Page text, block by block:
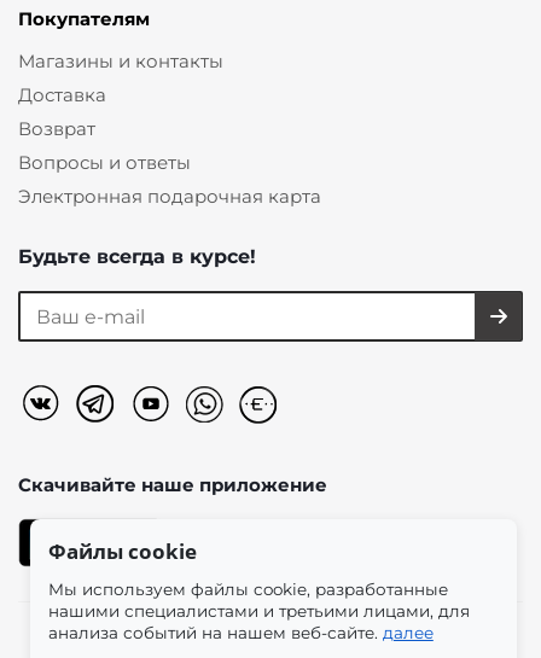
Покупателям
Магазины и контакты
Доставка
Возврат
Вопросы и ответы
Электронная подарочная карта
Будьте всегда в курсе!
Скачивайте наше приложение
Файлы cookie
Мы используем файлы cookie, разработанные
нашими специалистами и третьими лицами, для
анализа событий на нашем веб-сайте. далее